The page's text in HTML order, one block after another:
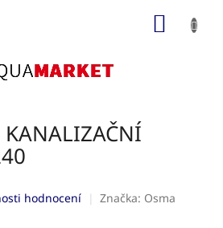
KANALIZAČNÍ
hodnocení Značka: Osma